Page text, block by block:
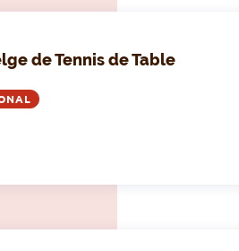
de Tennis de Table